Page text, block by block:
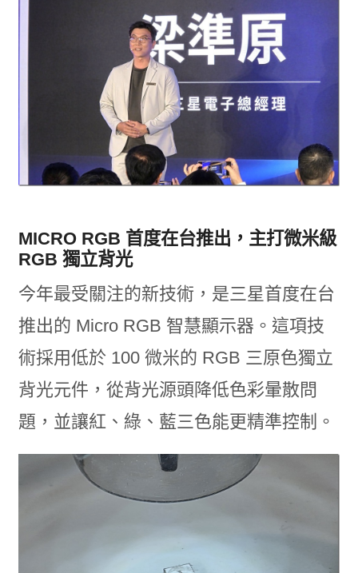
MICRO RGB 首度在台推出，主打微米級
RGB 獨立背光
今年最受關注的新技術，是三星首度在台
推出的 Micro RGB 智慧顯示器。這項技
術採用低於 100 微米的 RGB 三原色獨立
背光元件，從背光源頭降低色彩暈散問
題，並讓紅、綠、藍三色能更精準控制。